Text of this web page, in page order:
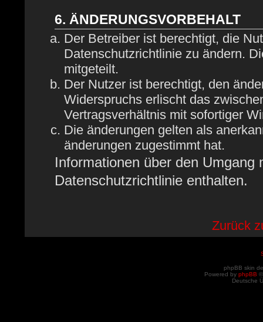
6. ÄNDERUNGSVORBEHALT
Der Betreiber ist berechtigt, die
Datenschutzrichtlinie zu ändern.
mitgeteilt.
Der Nutzer ist berechtigt, den
Widerspruchs erlischt das
Vertragsverhältnis mit sofortiger
Die änderungen gelten als
änderungen zugestimmt hat.
Informationen über den Umgang
Datenschutzrichtlinie enthalten.
Zurück
phpBB skin
Powered by phpBB
Deutsche